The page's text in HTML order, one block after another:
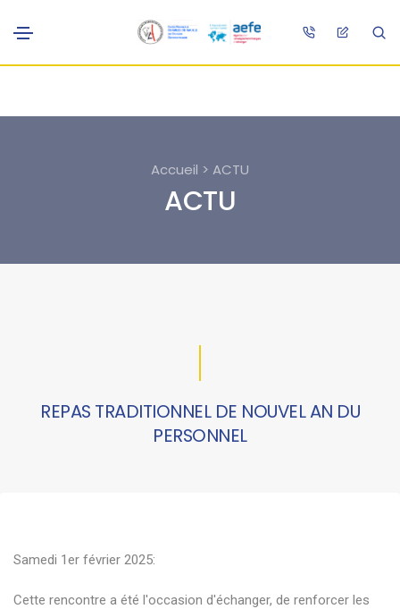
Accueil > ACTU
ACTU
REPAS TRADITIONNEL DE NOUVEL AN DU
PERSONNEL
Samedi 1er février 2025:
Cette rencontre a été l'occasion d'échanger, de renforcer les